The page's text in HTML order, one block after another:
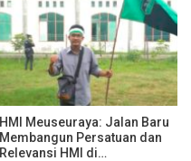
HMI Meuseuraya: Jalan Baru
Membangun Persatuan dan
Relevansi HMI di…